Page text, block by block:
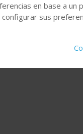
en base a un
sus